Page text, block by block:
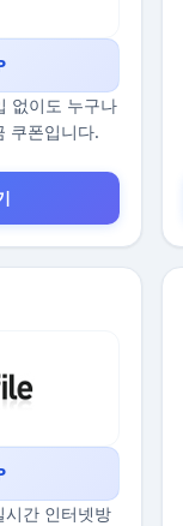
없이도 누구나
쿠폰입니다.
시간 인터넷방